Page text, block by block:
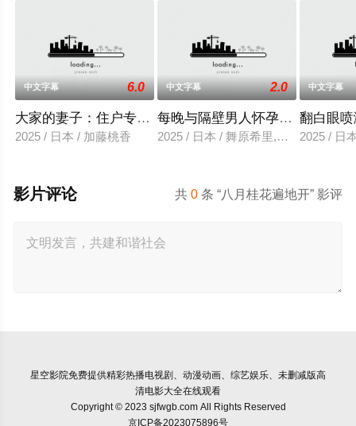
中文字幕 6.0
大家的妻子：住户专用洞口
2025 / 日本 / 加藤桃香
中文字幕 2.0
每晚与隔壁男人怀孕性爱
2025 / 日本 / 舞原希里,佐川金二
中文字幕
翻白眼
2025 / 日
共0 条 “八月桂花遍地开” 影评
影片评论
星空影院免费提供精彩热播电视剧、动漫动画、综艺娱乐、未删减版高
清电影大全在线观看
Copyright © 2023 sjfwgb.com All Rights Reserved
京ICP备2023075896号